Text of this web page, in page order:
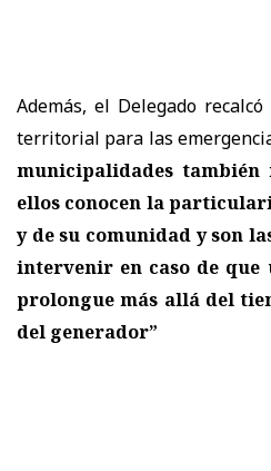
Además, el Delegado
territorial para las
municipalidades también
ellos conocen la
y de su comunidad y son
intervenir en caso de que
prolongue más allá del
del generador”